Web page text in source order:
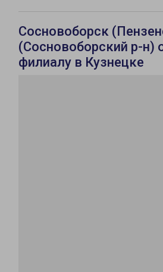
Сосновоборск
(Сосновоборский р-н)
филиалу в Кузнецке